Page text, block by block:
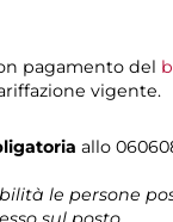
pagamento del
vigente.
allo
le persone